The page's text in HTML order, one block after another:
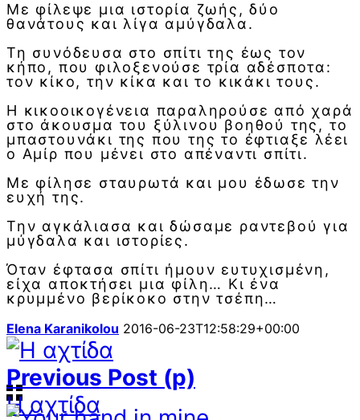
Με φίλεψε μια ιστορία ζωής, δύο
θανάτους και λίγα αμύγδαλα.
Τη συνόδευσα στο σπίτι της έως τον
κήπο, που φιλοξενούσε τρία αδέσποτα:
τον κίκο, την κίκα και το κικάκι τους.
Η κικοοικογένεια παραληρούσε από χαρά
στο άκουσμα του ξύλινου βοηθού της, το
μπαστουνάκι της που της το έφτιαξε λέει
ο Αμίρ που μένει στο απέναντι σπίτι.
Με φίλησε σταυρωτά και μου έδωσε την
ευχή της.
Την αγκάλιασα και δώσαμε ραντεβού για
μύγδαλα και ιστορίες.
Όταν έφτασα σπίτι ήμουν ευτυχισμένη,
είχα αποκτήσει μια φίλη… Κι ένα
κρυμμένο βερίκοκο στην τσέπη…
Elena Karanikolou 2016-06-23T12:58:29+00:00
Previous Post (p)
Η αχτίδα